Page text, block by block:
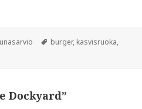
Tags
burger, kasvisruoka,
Dockyard”